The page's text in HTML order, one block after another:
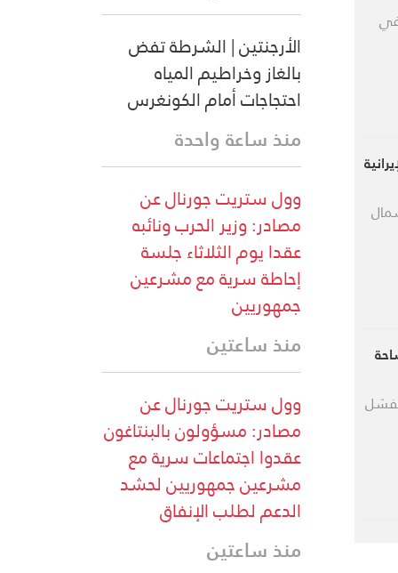
في
الأرجنتين | الشرطة تفض
بالغاز وخراطيم المياه
احتجاجات أمام الكونغرس
منذ ساعة واحدة
وول ستريت جورنال عن
مصادر: وزير الحرب ونائبه
عقدا يوم الثلاثاء جلسة
إحاطة سرية مع مشرعين
جمهوريين
منذ ساعتين
وول ستريت جورنال عن
مصادر: مسؤولون بالبنتاغون
عقدوا اجتماعات سرية مع
مشرعين جمهوريين لحشد
الدعم لطلب الإنفاق
منذ ساعتين